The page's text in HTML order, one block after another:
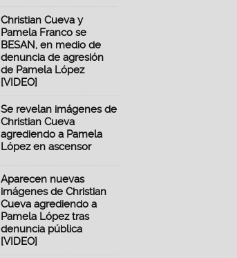
Christian Cueva y
Pamela Franco se
BESAN, en medio de
denuncia de agresión
de Pamela López
[VIDEO]
Se revelan imágenes de
Christian Cueva
agrediendo a Pamela
López en ascensor
Aparecen nuevas
imágenes de Christian
Cueva agrediendo a
Pamela López tras
denuncia pública
[VIDEO]